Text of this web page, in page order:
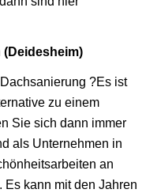
?Es ist
zu einem
Sie sich dann immer
als Unternehmen in
an
Es kann mit den Jahren